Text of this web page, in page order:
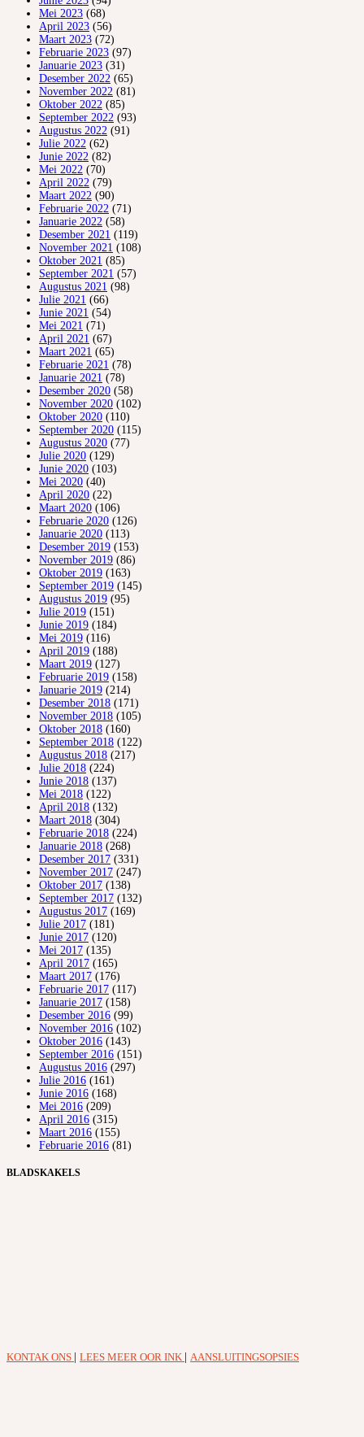
Mei 2023 (68)
April 2023 (56)
Maart 2023 (72)
Februarie 2023 (97)
Januarie 2023 (31)
Desember 2022 (65)
November 2022 (81)
Oktober 2022 (85)
September 2022 (93)
Augustus 2022 (91)
Julie 2022 (62)
Junie 2022 (82)
Mei 2022 (70)
April 2022 (79)
Maart 2022 (90)
Februarie 2022 (71)
Januarie 2022 (58)
Desember 2021 (119)
November 2021 (108)
Oktober 2021 (85)
September 2021 (57)
Augustus 2021 (98)
Julie 2021 (66)
Junie 2021 (54)
Mei 2021 (71)
April 2021 (67)
Maart 2021 (65)
Februarie 2021 (78)
Januarie 2021 (78)
Desember 2020 (58)
November 2020 (102)
Oktober 2020 (110)
September 2020 (115)
Augustus 2020 (77)
Julie 2020 (129)
Junie 2020 (103)
Mei 2020 (40)
April 2020 (22)
Maart 2020 (106)
Februarie 2020 (126)
Januarie 2020 (113)
Desember 2019 (153)
November 2019 (86)
Oktober 2019 (163)
September 2019 (145)
Augustus 2019 (95)
Julie 2019 (151)
Junie 2019 (184)
Mei 2019 (116)
April 2019 (188)
Maart 2019 (127)
Februarie 2019 (158)
Januarie 2019 (214)
Desember 2018 (171)
November 2018 (105)
Oktober 2018 (160)
September 2018 (122)
Augustus 2018 (217)
Julie 2018 (224)
Junie 2018 (137)
Mei 2018 (122)
April 2018 (132)
Maart 2018 (304)
Februarie 2018 (224)
Januarie 2018 (268)
Desember 2017 (331)
November 2017 (247)
Oktober 2017 (138)
September 2017 (132)
Augustus 2017 (169)
Julie 2017 (181)
Junie 2017 (120)
Mei 2017 (135)
April 2017 (165)
Maart 2017 (176)
Februarie 2017 (117)
Januarie 2017 (158)
Desember 2016 (99)
November 2016 (102)
Oktober 2016 (143)
September 2016 (151)
Augustus 2016 (297)
Julie 2016 (161)
Junie 2016 (168)
Mei 2016 (209)
April 2016 (315)
Maart 2016 (155)
Februarie 2016 (81)
BLADSKAKELS
KONTAK ONS | LEES MEER OOR INK | AANSLUITINGSOPSIES